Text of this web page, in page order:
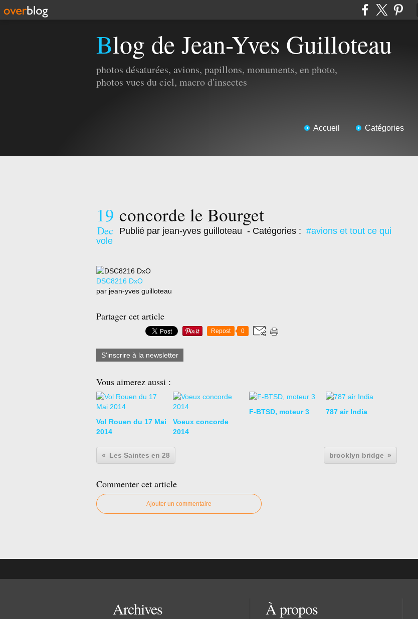
Blog de Jean-Yves Guilloteau
photos désaturées, avions, papillons, monuments, en photo,
photos vues du ciel, macro d'insectes
Accueil Catégories
19
Dec
concorde le Bourget
Publié par jean-yves guilloteau - Catégories : #avions et tout ce qui
vole
DSC8216 DxO
par jean-yves guilloteau
Partager cet article
Repost 0
S'inscrire à la newsletter
Vous aimerez aussi :
Vol Rouen du 17 Mai
2014
Voeux concorde
2014
F-BTSD, moteur 3 787 air India
Les Saintes en 28 brooklyn bridge
Commenter cet article
Ajouter un commentaire
Archives À propos